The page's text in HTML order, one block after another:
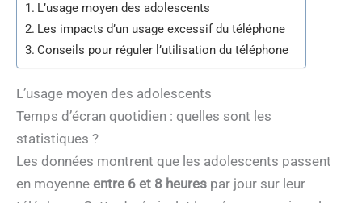
L’usage moyen des adolescents
Les impacts d’un usage excessif du téléphone
Conseils pour réguler l’utilisation du téléphone
L’usage moyen des adolescents
Temps d’écran quotidien : quelles sont les
statistiques ?
Les données montrent que les adolescents passent
en moyenne entre 6 et 8 heures par jour sur leur